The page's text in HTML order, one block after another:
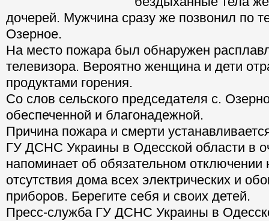
дочерей. Мужчина сразу же позвонил по
Озерное.
На место пожара был обнаружен
телевизора. Вероятно женщина и дети
продуктами горения.
Со слов сельского председателя с.
обеспеченной и благонадежной.
Причина пожара и смерти
ГУ ДСНС Украины в Одесской области в
напоминает об обязательном отключении
отсутствия дома всех электрических и
приборов. Берегите себя и своих детей.
Пресс-служба ГУ ДСНС Украины в